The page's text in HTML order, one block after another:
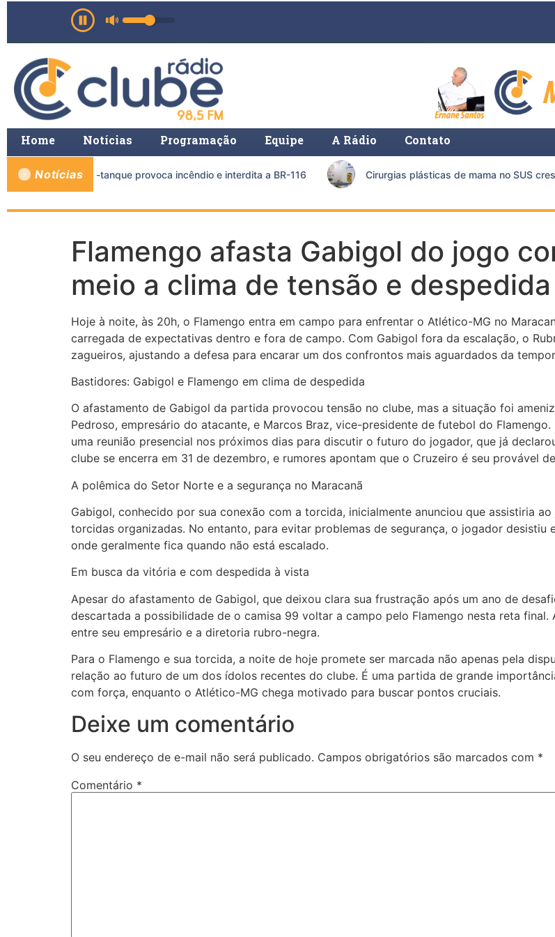
Home Notícias Programação Equipe A Rádio Contato
Notícias
e caminhão-tanque provoca incêndio e interdita a BR-116 Cirurgias plásticas de mama no SUS
Flamengo afasta Gabigol do jogo
meio a clima de tensão e despedida
Hoje à noite, às 20h, o Flamengo entra em campo para enfrentar o Atlético-MG no
carregada de expectativas dentro e fora de campo. Com Gabigol fora da escalação, o
zagueiros, ajustando a defesa para encarar um dos confrontos mais aguardados da
Bastidores: Gabigol e Flamengo em clima de despedida
O afastamento de Gabigol da partida provocou tensão no clube, mas a situação foi
Pedroso, empresário do atacante, e Marcos Braz, vice-presidente de futebol do
uma reunião presencial nos próximos dias para discutir o futuro do jogador, que já
clube se encerra em 31 de dezembro, e rumores apontam que o Cruzeiro é seu provável
A polêmica do Setor Norte e a segurança no Maracanã
Gabigol, conhecido por sua conexão com a torcida, inicialmente anunciou que assistiria
torcidas organizadas. No entanto, para evitar problemas de segurança, o jogador
onde geralmente fica quando não está escalado.
Em busca da vitória e com despedida à vista
Apesar do afastamento de Gabigol, que deixou clara sua frustração após um ano de
descartada a possibilidade de o camisa 99 voltar a campo pelo Flamengo nesta reta
entre seu empresário e a diretoria rubro-negra.
Para o Flamengo e sua torcida, a noite de hoje promete ser marcada não apenas pela
relação ao futuro de um dos ídolos recentes do clube. É uma partida de grande
com força, enquanto o Atlético-MG chega motivado para buscar pontos cruciais.
Deixe um comentário
O seu endereço de e-mail não será publicado. Campos obrigatórios são marcados com *
Comentário *